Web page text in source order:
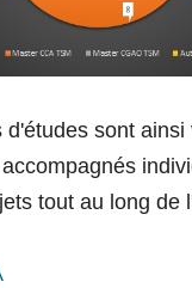
compétences de
TAXE
ET
d'études sont
tout au long de